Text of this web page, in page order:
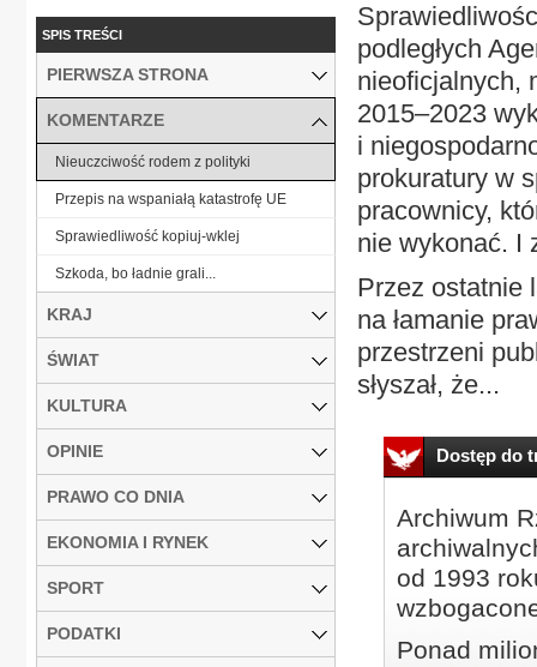
podległych
nieoficjalnych,
2015–2023
i
prokuratury w
pracownicy,
nie wykonać. I
Przez ostatnie
na łamanie
przestrzeni
słyszał, że...
Dostęp do
Archiwum
od 1993
Ponad
SPIS TREŚCI
PIERWSZA STRONA
KOMENTARZE
Nieuczciwość rodem z polityki
Przepis na wspaniałą katastrofę UE
Sprawiedliwość kopiuj-wklej
Szkoda, bo ładnie grali...
KRAJ
ŚWIAT
KULTURA
OPINIE
PRAWO CO DNIA
EKONOMIA I RYNEK
SPORT
PODATKI